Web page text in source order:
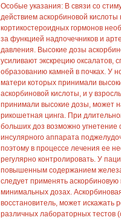
Особые указания: В связи со
действием аскорбиновой кислоты
кортикостероидных гормонов
за функцией надпочечников и
давления. Высокие дозы
усиливают экскрецию оксалатов,
образованию камней в почках. У
матери которых принимали
аскорбиновой кислоты, и у
принимали высокие дозы, может
рикошетная цинга. При
больших доз возможно угнетение
инсулярного аппарата
поэтому в процессе лечения ее
регулярно контролировать. У
повышенным содержанием
следует применять аскорбиновую
минимальных дозах.
восстановитель, может искажать
различных лабораторных тестов